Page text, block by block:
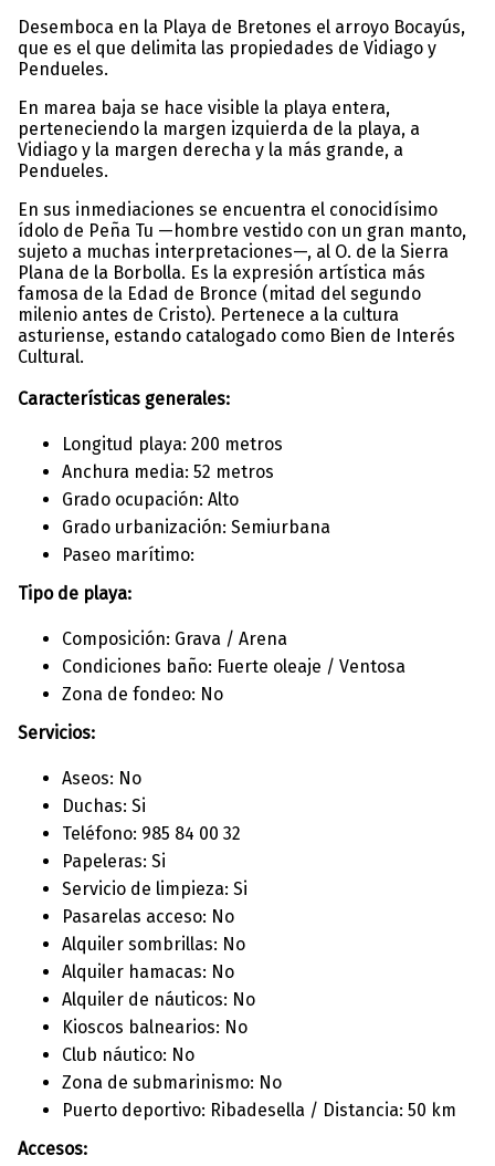
Desemboca en la Playa de Bretones el arroyo Bocayús,
que es el que delimita las propiedades de Vidiago y
Pendueles.
En marea baja se hace visible la playa entera,
perteneciendo la margen izquierda de la playa, a
Vidiago y la margen derecha y la más grande, a
Pendueles.
En sus inmediaciones se encuentra el conocidísimo
ídolo de Peña Tu —hombre vestido con un gran manto,
sujeto a muchas interpretaciones—, al O. de la Sierra
Plana de la Borbolla. Es la expresión artística más
famosa de la Edad de Bronce (mitad del segundo
milenio antes de Cristo). Pertenece a la cultura
asturiense, estando catalogado como Bien de Interés
Cultural.
Características generales:
Longitud playa: 200 metros
Anchura media: 52 metros
Grado ocupación: Alto
Grado urbanización: Semiurbana
Paseo marítimo:
Tipo de playa:
Composición: Grava / Arena
Condiciones baño: Fuerte oleaje / Ventosa
Zona de fondeo: No
Servicios:
Aseos: No
Duchas: Si
Teléfono: 985 84 00 32
Papeleras: Si
Servicio de limpieza: Si
Pasarelas acceso: No
Alquiler sombrillas: No
Alquiler hamacas: No
Alquiler de náuticos: No
Kioscos balnearios: No
Club náutico: No
Zona de submarinismo: No
Puerto deportivo: Ribadesella / Distancia: 50 km
Accesos: